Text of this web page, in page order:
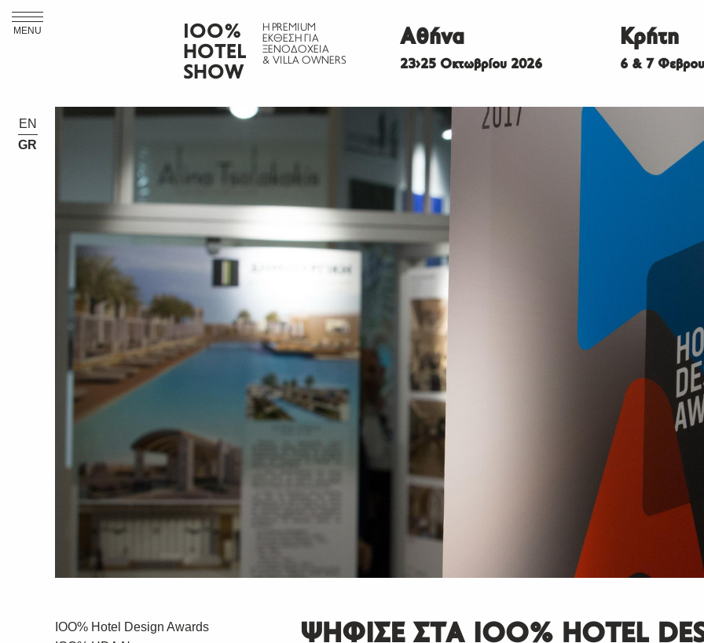
MENU
ΙΟΟ%
HOTEL
SHOW
Η PREMIUM
ΕΚΘΕΣΗ ΓΙΑ
ΞΕΝΟΔΟΧΕΙΑ
& VILLA OWNERS
Αθήνα
23>25 Οκτωβρίου 2026
Κρήτη
6 & 7
EN
GR
IOO% Hotel Design Awards
ΨΗΦΙΣΕ ΣΤΑ IOO% HOTEL